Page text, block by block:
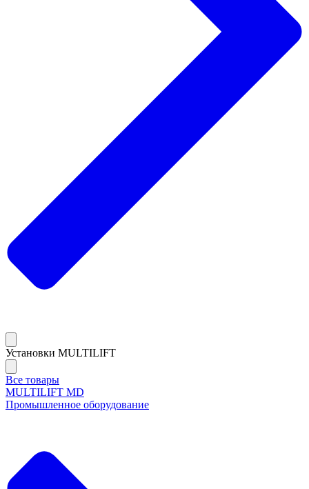
Установки MULTILIFT
Все товары
MULTILIFT MD
Промышленное оборудование